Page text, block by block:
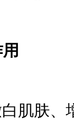
肌肤